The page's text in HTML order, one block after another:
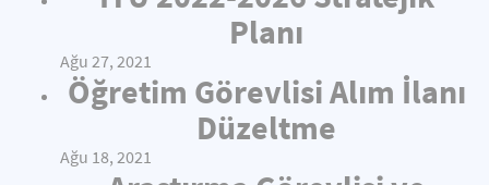
Planı
Ağu 27, 2021
Öğretim Görevlisi Alım İlanı
Düzeltme
Ağu 18, 2021